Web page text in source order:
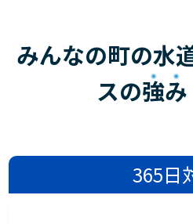
みんなの町の水
スの強み
365日